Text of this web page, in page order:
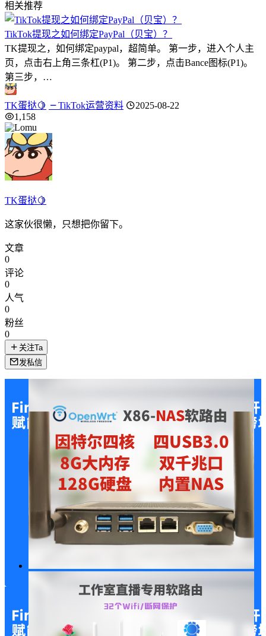
相关推荐
TikTok提现之如何绑定PayPal（贝宝）？
TK提现之，如何绑定paypal，超简单。 第一步，进入个人主
页，点击右上角三条杠(P1)。 第二步，点击Bance图标(P1)。
第三步，…
TK蛋挞🍋 TikTok运营资料
2025-08-22
1,158
TK蛋挞🍋
这家伙很懒，只想把你留下。
文章
0
评论
0
人气
0
粉丝
0
关注Ta
发私信